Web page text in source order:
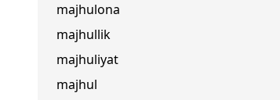
majhulona
majhullik
majhuliyat
majhul